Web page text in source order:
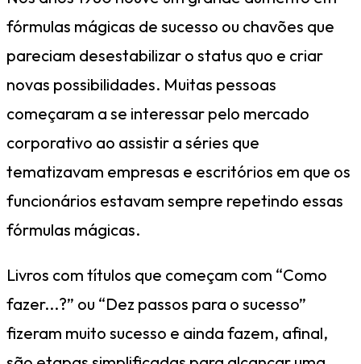
fórmulas mágicas de sucesso ou chavões que
pareciam desestabilizar o status quo e criar
novas possibilidades. Muitas pessoas
começaram a se interessar pelo mercado
corporativo ao assistir a séries que
tematizavam empresas e escritórios em que os
funcionários estavam sempre repetindo essas
fórmulas mágicas.
Livros com títulos que começam com “Como
fazer...?” ou “Dez passos para o sucesso”
fizeram muito sucesso e ainda fazem, afinal,